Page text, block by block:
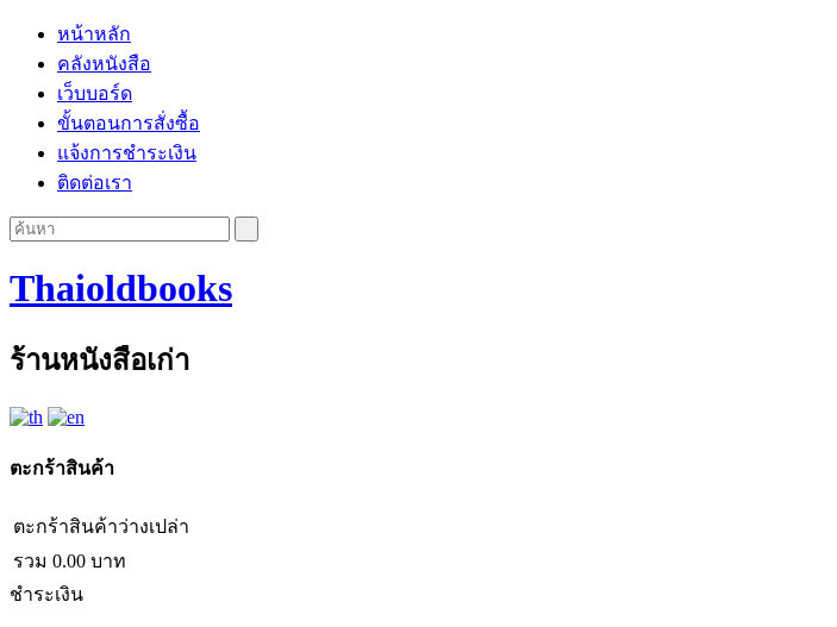
หน้าหลัก
คลังหนังสือ
เว็บบอร์ด
ขั้นตอนการสั่งซื้อ
แจ้งการชำระเงิน
ติดต่อเรา
Thaioldbooks
ร้านหนังสือเก่า
ตะกร้าสินค้า
ตะกร้าสินค้าว่างเปล่า
รวม 0.00 บาท
ชำระเงิน